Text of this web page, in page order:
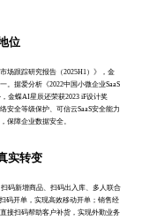
位
场跟踪研究报告（2025H1）》，金
。据爱分析《2022中国小微企业SaaS
金蝶AI星辰还荣获2023 iF设计奖
安全等级保护、可信云SaaS安全能力
保障企业数据安全。
实转变
码新增商品、扫码出入库、多人联合
码开单，实现高效移动开单；销售经
接扫码帮助客户补货，实现外勤业务